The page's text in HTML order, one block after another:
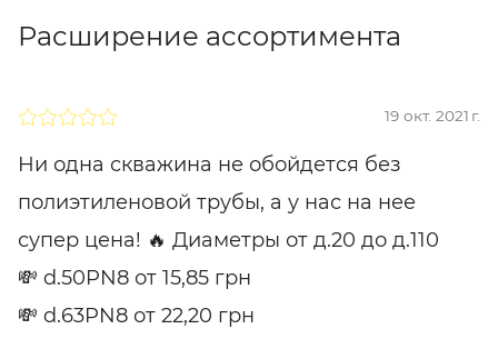
Расширение ассортимента
19 окт. 2021 г.
Ни одна скважина не обойдется без
полиэтиленовой трубы, а у нас на нее
супер цена! 🔥 Диаметры от д.20 до д.110
💸 d.50PN8 от 15,85 грн
💸 d.63PN8 от 22,20 грн